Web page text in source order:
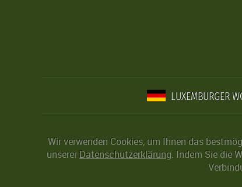
LUXEMBURGER
Wir verwenden Cookies, um Ihnen das
unserer Datenschutzerklärung. Indem Sie die